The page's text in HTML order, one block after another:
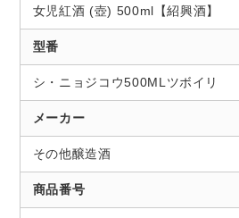
女児紅酒 (壺) 500ml【紹興酒】
型番
シ・ニョジコウ500MLツボイリ
メーカー
その他醸造酒
商品番号